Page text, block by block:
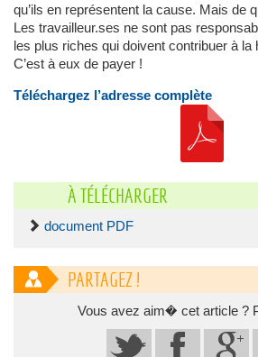
qu’ils en représentent la cause. Mais de
Les travailleur.ses ne sont pas
les plus riches qui doivent contribuer à la
C’est à eux de payer !
Téléchargez l’adresse complète
À TÉLÉCHARGER
document PDF
PARTAGEZ !
Vous avez aim� cet article ?